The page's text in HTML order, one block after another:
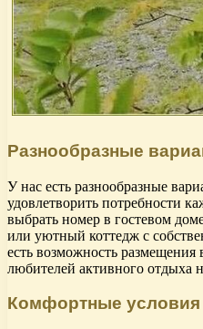
Разнообразные
У нас есть разнообразные
удовлетворить потребности
выбрать номер в гостевом
или уютный коттедж с
есть возможность
любителей активного отдыха
Комфортные условия